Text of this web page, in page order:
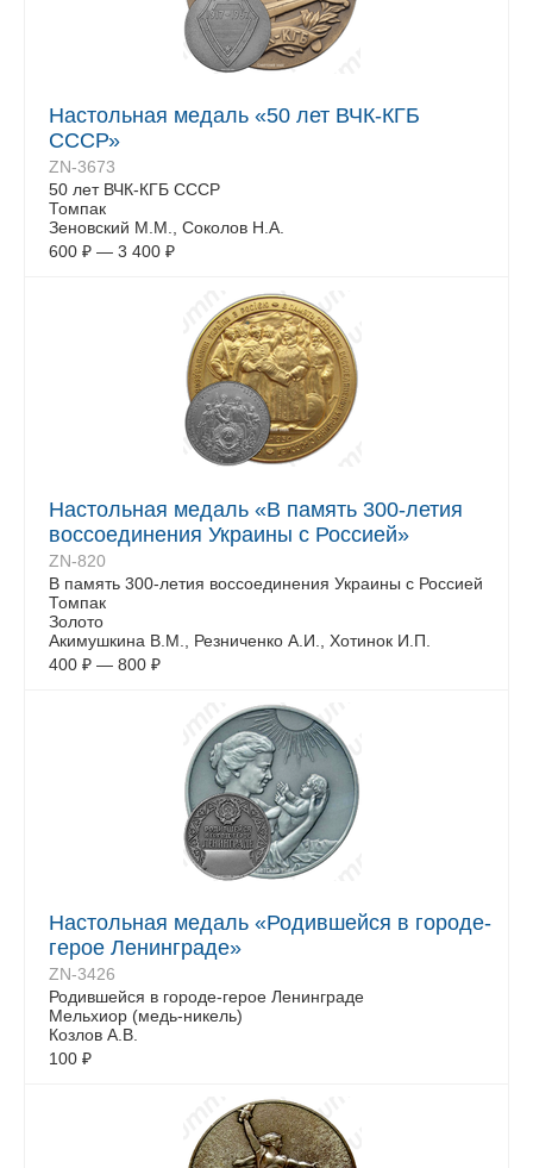
Настольная медаль «50 лет ВЧК-КГБ
СССР»
ZN-3673
50 лет ВЧК-КГБ СССР
Томпак
Зеновский М.М., Соколов Н.А.
600 ₽ — 3 400 ₽
Настольная медаль «В память 300-летия
воссоединения Украины с Россией»
ZN-820
В память 300-летия воссоединения Украины с Россией
Томпак
Золото
Акимушкина В.М., Резниченко А.И., Хотинок И.П.
400 ₽ — 800 ₽
Настольная медаль «Родившейся в городе-
герое Ленинграде»
ZN-3426
Родившейся в городе-герое Ленинграде
Мельхиор (медь-никель)
Козлов А.В.
100 ₽